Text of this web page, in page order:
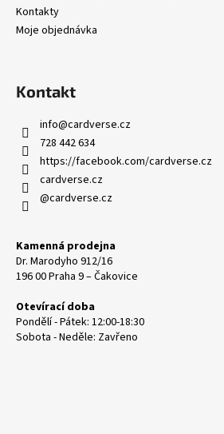
Kontakty
Moje objednávka
Kontakt
info@cardverse.cz
728 442 634
https://facebook.com/cardverse.cz
cardverse.cz
@cardverse.cz
Kamenná prodejna
Dr. Marodyho 912/16
196 00 Praha 9 – Čakovice
Otevírací doba
Pondělí - Pátek: 12:00-18:30
Sobota - Neděle: Zavřeno